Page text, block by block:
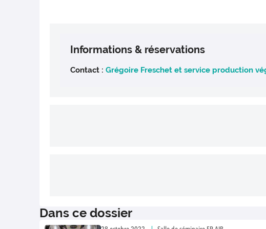
Informations & réservations
Contact :Grégoire Freschet et service production
Dans ce dossier